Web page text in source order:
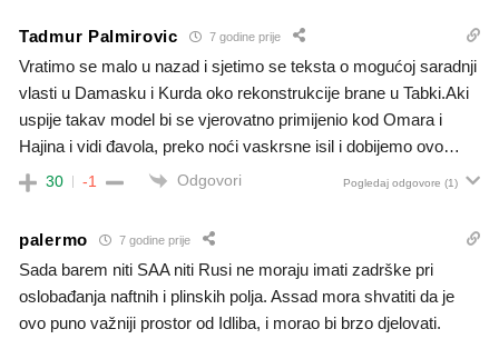
Tadmur Palmirovic 7 godine prije
Vratimo se malo u nazad i sjetimo se teksta o mogućoj saradnji
vlasti u Damasku i Kurda oko rekonstrukcije brane u Tabki.Aki
uspije takav model bi se vjerovatno primijenio kod Omara i
Hajina i vidi đavola, preko noći vaskrsne isil i dobijemo ovo…
30 -1 Odgovori Pogledaj odgovore (1)
palermo 7 godine prije
Sada barem niti SAA niti Rusi ne moraju imati zadrške pri
oslobađanja naftnih i plinskih polja. Assad mora shvatiti da je
ovo puno važniji prostor od Idliba, i morao bi brzo djelovati.